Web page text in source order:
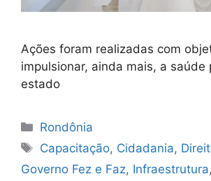
Ações foram realizadas com
impulsionar, ainda mais, a saúde
estado
Categorias
Rondônia
Tags
Capacitação, Cidadania,
Governo Fez e Faz, Infraestrutura,